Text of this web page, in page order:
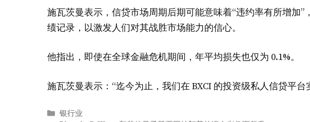
施瓦茨曼表示，信贷市场周期后期可能意味着“违约率有所增加
绩记录，以激发人们对其战胜市场能力的信心。
他指出，即使在全球金融危机期间，年平均损失也仅为 0.1%。
施瓦茨曼表示：“迄今为止，我们在 BXCI 的投资级私人信贷平台
分
银行业